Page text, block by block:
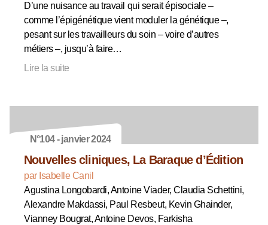
D’une nuisance au travail qui serait épisociale –
comme l’épigénétique vient moduler la génétique –,
pesant sur les travailleurs du soin – voire d’autres
métiers –, jusqu’à faire…
Lire la suite
N°104 - janvier 2024
Nouvelles cliniques, La Baraque d’Édition
par Isabelle Canil
Agustina Longobardi, Antoine Viader, Claudia Schettini,
Alexandre Makdassi, Paul Resbeut, Kevin Ghainder,
Vianney Bougrat, Antoine Devos, Farkisha